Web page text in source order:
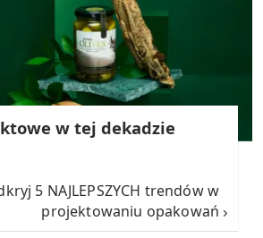
w tej dekadzie
5 NAJLEPSZYCH trendów w
projektowaniu opakowań